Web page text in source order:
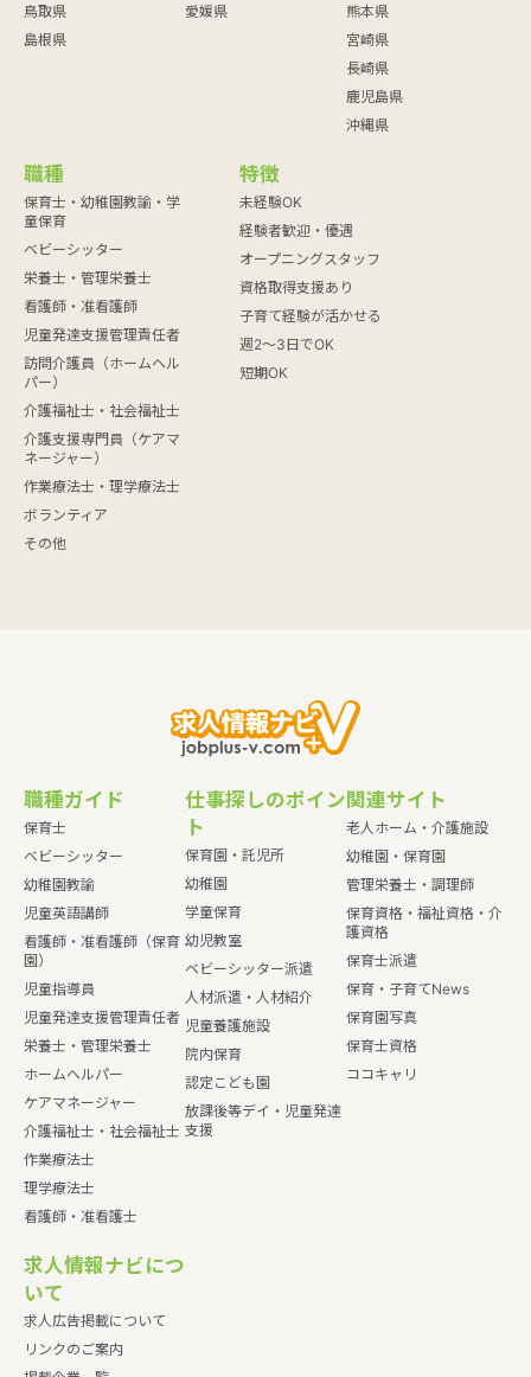
鳥取県
島根県
愛媛県
熊本県
宮崎県
長崎県
鹿児島県
沖縄県
職種
保育士・幼稚園教諭・学
童保育
ベビーシッター
栄養士・管理栄養士
看護師・准看護師
児童発達支援管理責任者
訪問介護員（ホームヘル
パー）
介護福祉士・社会福祉士
介護支援専門員（ケアマ
ネージャー）
作業療法士・理学療法士
ボランティア
その他
特徴
未経験OK
経験者歓迎・優遇
オープニングスタッフ
資格取得支援あり
子育て経験が活かせる
週2～3日でOK
短期OK
職種ガイド
保育士
ベビーシッター
幼稚園教諭
児童英語講師
看護師・准看護師（保育
園）
児童指導員
児童発達支援管理責任者
栄養士・管理栄養士
ホームヘルパー
ケアマネージャー
介護福祉士・社会福祉士
作業療法士
理学療法士
看護師・准看護士
仕事探しのポイン
ト
保育園・託児所
幼稚園
学童保育
幼児教室
ベビーシッター派遣
人材派遣・人材紹介
児童養護施設
院内保育
認定こども園
放課後等デイ・児童発達
支援
関連サイト
老人ホーム・介護施設
幼稚園・保育園
管理栄養士・調理師
保育資格・福祉資格・介
護資格
保育士派遣
保育・子育てNews
保育園写真
保育士資格
ココキャリ
求人情報ナビにつ
いて
求人広告掲載について
リンクのご案内